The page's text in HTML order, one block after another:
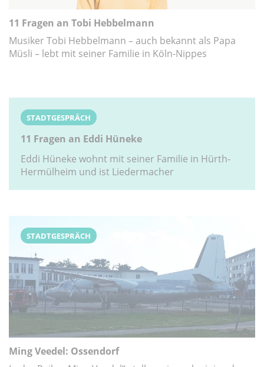
11 Fragen an Tobi Hebbelmann
Musiker Tobi Hebbelmann – auch bekannt als Papa
Müsli – lebt mit seiner Familie in Köln-Nippes
STADTGESPRÄCH
11 Fragen an Eddi Hüneke
Eddi Hüneke wohnt mit seiner Familie in Hürth-
Hermülheim und ist Liedermacher
STADTGESPRÄCH
Ming Veedel: Ossendorf